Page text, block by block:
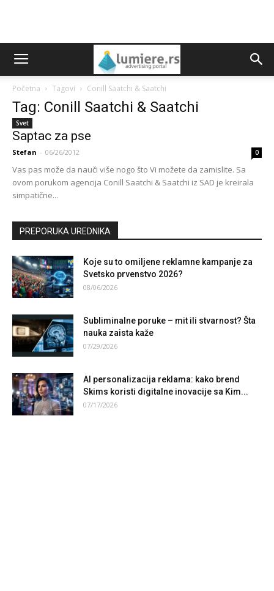
Početna Tagovi Conill Saatchi & Saatchi
Tag: Conill Saatchi & Saatchi
Svet
Saptac za pse
Stefan - 06/26/2012 0
Vas pas može da nauči više nogo što Vi možete da zamislite. Sa
ovom porukom agencija Conill Saatchi & Saatchi iz SAD je kreirala
simpatične...
PREPORUKA UREDNIKA
Koje su to omiljene reklamne kampanje za
Svetsko prvenstvo 2026?
08/06/2026
Subliminalne poruke – mit ili stvarnost? Šta
nauka zaista kaže
07/29/2026
AI personalizacija reklama: kako brend
Skims koristi digitalne inovacije sa Kim...
07/17/2026